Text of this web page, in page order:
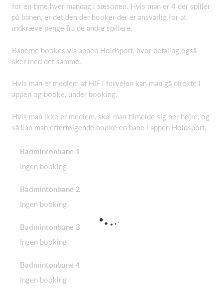
for en time hver mandag i sæsonen. Hvis man er 4 der spiller
på banen, er det den der booker der er ansvarlig for at
indkræve penge fra de andre spillere.
Banerne bookes via appen Holdsport, hvor betaling også
sker med det samme.
Hvis man er medlem af HIF i forvejen kan man gå direkte i
appen og booke, under booking.
Hvis man ikke er medlem, skal man tilmelde sig her højre, og
så kan man efterfølgende booke en bane i appen Holdsport.
Badmintonbane 1
Ingen booking
Badmintonbane 2
Ingen booking
Badmintonbane 3
Ingen booking
Badmintonbane 4
Ingen booking